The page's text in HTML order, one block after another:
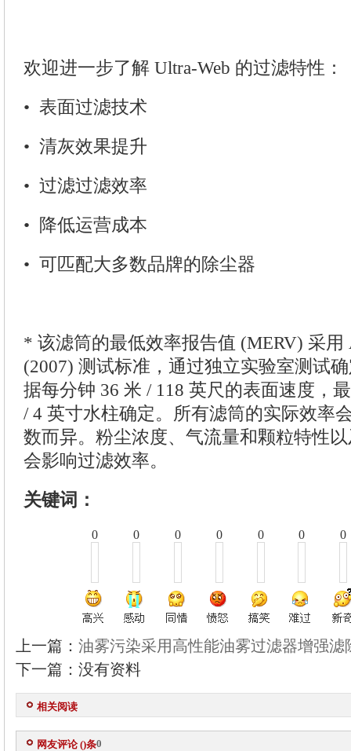
欢迎进一步了解 Ultra-Web 的过滤特性：
• 表面过滤技术
• 清灰效果提升
• 过滤过滤效率
• 降低运营成本
• 可匹配大多数品牌的除尘器
* 该滤筒的最低效率报告值 (MERV) 采用
(2007) 测试标准，通过独立实验室测试
据每分钟 36 米 / 118 英尺的表面速度，
/ 4 英寸水柱确定。所有滤筒的实际效率
数而异。粉尘浓度、气流量和颗粒特性
会影响过滤效率。
关键词：
0 0 0 0 0 0 0
上一篇： 油雾污染采用高性能油雾过滤器增强滤
下一篇：没有资料
相关阅读
网友评论 ( 0
)条